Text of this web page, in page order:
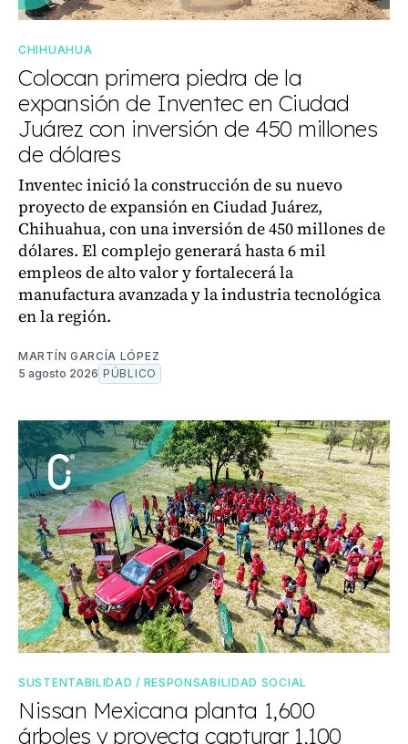
CHIHUAHUA
Colocan primera piedra de la
expansión de Inventec en Ciudad
Juárez con inversión de 450 millones
de dólares
Inventec inició la construcción de su nuevo
proyecto de expansión en Ciudad Juárez,
Chihuahua, con una inversión de 450 millones de
dólares. El complejo generará hasta 6 mil
empleos de alto valor y fortalecerá la
manufactura avanzada y la industria tecnológica
en la región.
MARTÍN GARCÍA LÓPEZ
5 agosto 2026 PÚBLICO
SUSTENTABILIDAD / RESPONSABILIDAD SOCIAL
Nissan Mexicana planta 1,600
árboles y proyecta capturar 1,100